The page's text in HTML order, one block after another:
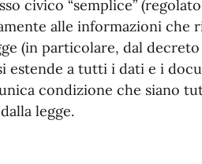
civico “semplice”
alle informazioni che
(in particolare, dal decreto
estende a tutti i dati e i
condizione che siano
legge.